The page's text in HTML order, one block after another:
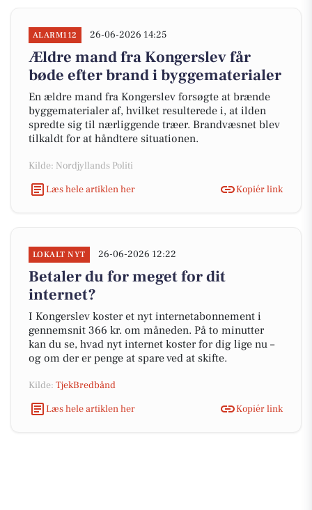
ALARM112 26-06-2026 14:25
Ældre mand fra Kongerslev får
bøde efter brand i byggematerialer
En ældre mand fra Kongerslev forsøgte at brænde
byggematerialer af, hvilket resulterede i, at ilden
spredte sig til nærliggende træer. Brandvæsnet blev
tilkaldt for at håndtere situationen.
Kilde: Nordjyllands Politi
Læs hele artiklen her
Kopiér link
LOKALT NYT 26-06-2026 12:22
Betaler du for meget for dit
internet?
I Kongerslev koster et nyt internetabonnement i
gennemsnit 366 kr. om måneden. På to minutter
kan du se, hvad nyt internet koster for dig lige nu –
og om der er penge at spare ved at skifte.
Kilde: TjekBredbånd
Læs hele artiklen her
Kopiér link